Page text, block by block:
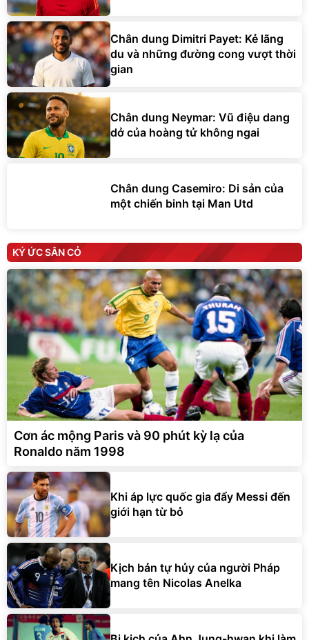
Chân dung Dimitri Payet: Kẻ lãng
du và những đường cong vượt thời
gian
Chân dung Neymar: Vũ điệu dang
dở của hoàng tử không ngai
Chân dung Casemiro: Di sản của
một chiến binh tại Man Utd
KÝ ỨC SÂN CỎ
Cơn ác mộng Paris và 90 phút kỳ lạ của
Ronaldo năm 1998
Khi áp lực quốc gia đẩy Messi đến
giới hạn từ bỏ
Kịch bản tự hủy của người Pháp
mang tên Nicolas Anelka